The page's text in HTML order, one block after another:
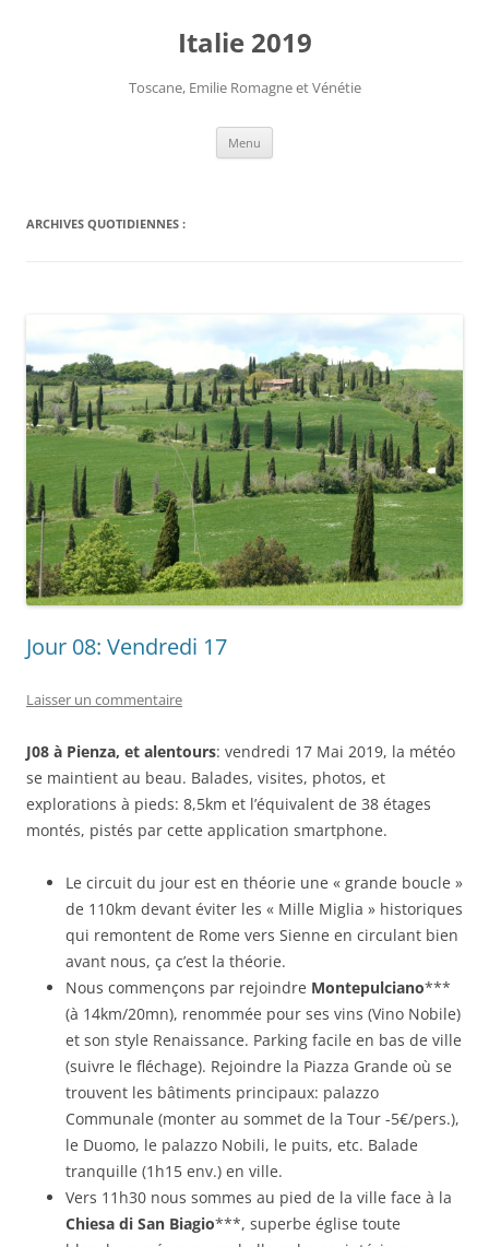
Italie 2019
Toscane, Emilie Romagne et Vénétie
Menu
ARCHIVES QUOTIDIENNES :
Jour 08: Vendredi 17
Laisser un commentaire
J08 à Pienza, et alentours: vendredi 17 Mai 2019, la météo
se maintient au beau. Balades, visites, photos, et
explorations à pieds: 8,5km et l’équivalent de 38 étages
montés, pistés par cette application smartphone.
Le circuit du jour est en théorie une « grande boucle »
de 110km devant éviter les « Mille Miglia » historiques
qui remontent de Rome vers Sienne en circulant bien
avant nous, ça c’est la théorie.
Nous commençons par rejoindre Montepulciano***
(à 14km/20mn), renommée pour ses vins (Vino Nobile)
et son style Renaissance. Parking facile en bas de ville
(suivre le fléchage). Rejoindre la Piazza Grande où se
trouvent les bâtiments principaux: palazzo
Communale (monter au sommet de la Tour -5€/pers.),
le Duomo, le palazzo Nobili, le puits, etc. Balade
tranquille (1h15 env.) en ville.
Vers 11h30 nous sommes au pied de la ville face à la
Chiesa di San Biagio***, superbe église toute